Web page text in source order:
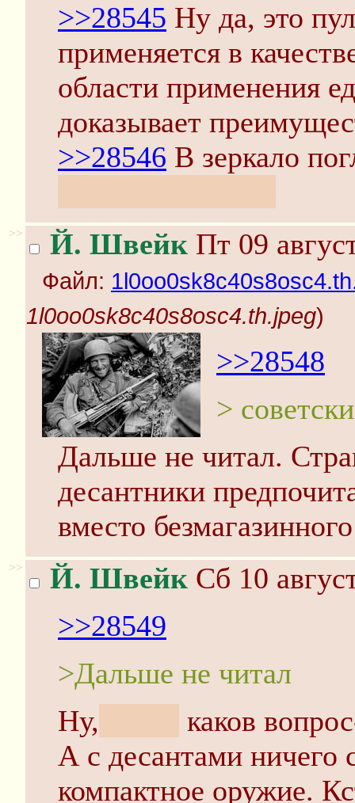
>>28545 Ну да, это
применяется в
области применения
доказывает
>>28546 В зеркало
>> Й. Швейк Пт 09
Файл:
1l0oo0sk8c40s8osc4.th.jpeg)
>>28548
>
Дальше не читал.
десантники
вместо
>> Й. Швейк Сб 10
>>28549
>Дальше не читал
Ну,
каков
А с десантами ничего
компактное оружие.